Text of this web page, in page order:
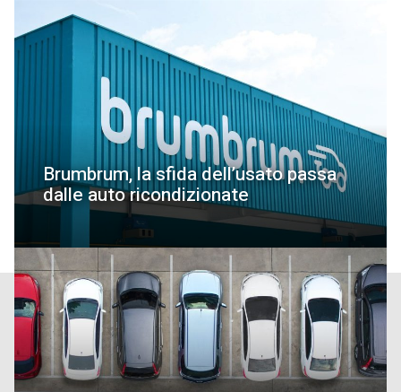
Brumbrum, la sfida dell’usato passa
dalle auto ricondizionate